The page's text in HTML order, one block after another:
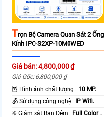
TRọn Bộ Camera Quan Sát 2 Ống
Kính IPC-S2XP-10M0WED
Giá bán: 4,800,000 ₫
Giá Gốc: 6,800,000 ₫
🦉 Hình ảnh chất lượng : 10 MP.
🕉️ Sử dụng công nghệ : IP Wifi.
❈ Giám sát Ban Đêm : Full Color